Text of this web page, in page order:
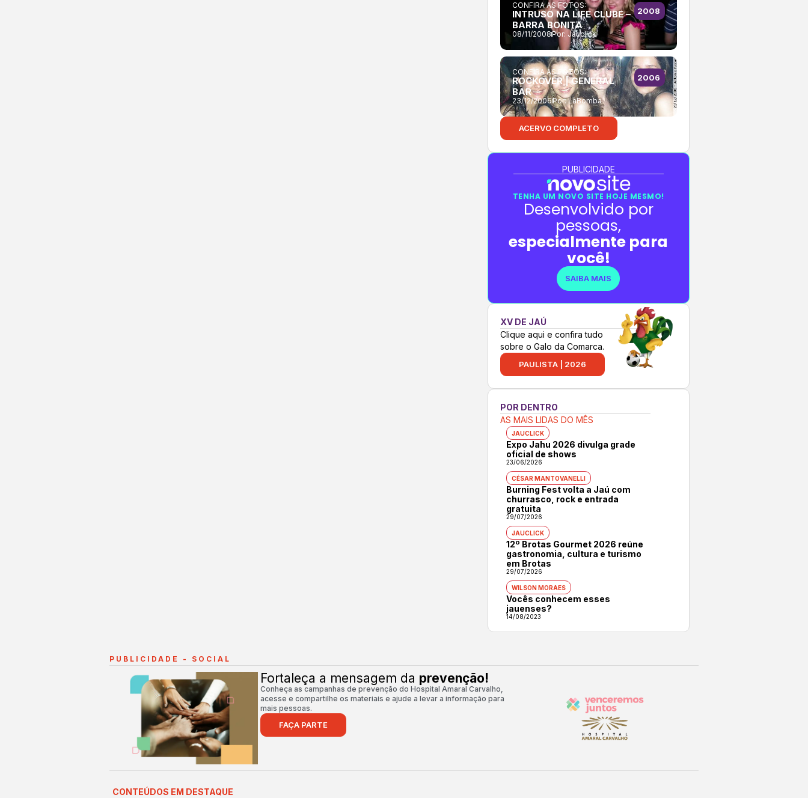
CONFIRA AS FOTOS:
INTRUSO NA LIFE CLUBE –
BARRA BONITA
08/11/2008Por: Jauclick
2008
CONFIRA AS FOTOS:
ROCKOVER | GENERAL
BAR
23/12/2006Por:LaBomba
2006
ACERVO COMPLETO
PUBLICIDADE
TENHA UM NOVO SITE HOJE MESMO!
Desenvolvido por
pessoas,
especialmente para
você!
SAIBA MAIS
XV DE JAÚ
Clique aqui e confira tudo
sobre o Galo da Comarca.
PAULISTA | 2026
POR DENTRO
AS MAIS LIDAS DO MÊS
JAUCLICK
Expo Jahu 2026 divulga grade
oficial de shows
23/06/2026
CÉSAR MANTOVANELLI
Burning Fest volta a Jaú com
churrasco, rock e entrada
gratuita
29/07/2026
JAUCLICK
12º Brotas Gourmet 2026 reúne
gastronomia, cultura e turismo
em Brotas
29/07/2026
WILSON MORAES
Vocês conhecem esses
jauenses?
14/08/2023
PUBLICIDADE - SOCIAL
Fortaleça a mensagem da prevenção!
Conheça as campanhas de prevenção do Hospital Amaral Carvalho,
acesse e compartilhe os materiais e ajude a levar a informação para
mais pessoas.
FAÇA PARTE
CONTEÚDOS EM DESTAQUE